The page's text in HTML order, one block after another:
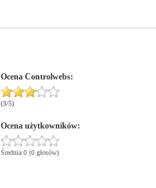
Ocena Controlwebs:
(3/5)
Ocena użytkowników:
Średnia 0 (0 głosów)